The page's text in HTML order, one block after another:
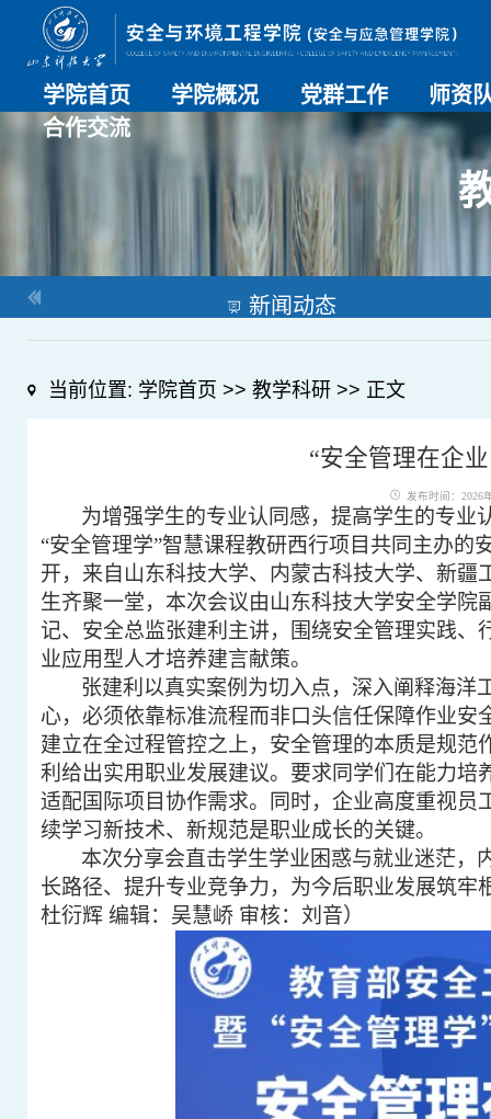
学院首页 学院概况 党群工作 师资
师资总
导师名
教师简
合作交流
新闻动态
当前位置: 学院首页 >> 教学科研>> 正文
“安全管理在企
发布时间：2026
为增强学生的专业认同感，提高学生的专业
“安全管理学”智慧课程教研西行项目共同主办
开，来自山东科技大学、内蒙古科技大学、新
生齐聚一堂，本次会议由山东科技大学安全学
记、安全总监张建利主讲，围绕安全管理实践
业应用型人才培养建言献策。
张建利以真实案例为切入点，深入阐释海洋
心，必须依靠标准流程而非口头信任保障作业
建立在全过程管控之上，安全管理的本质是规
利给出实用职业发展建议。要求同学们在能力
适配国际项目协作需求。同时，企业高度重视
续学习新技术、新规范是职业成长的关键。
本次分享会直击学生学业困惑与就业迷茫，
长路径、提升专业竞争力，为今后职业发展筑
杜衍辉 编辑：吴慧峤 审核：刘音）